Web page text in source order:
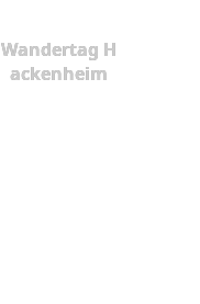
Wandertag H
ackenheim